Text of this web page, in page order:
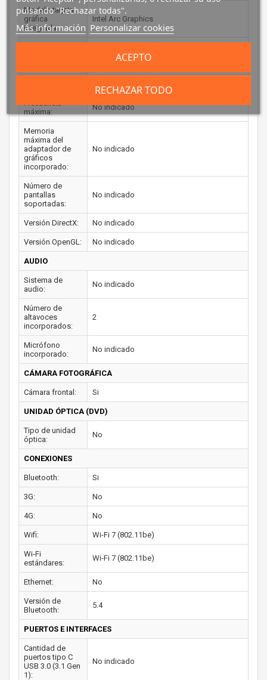
Modelo tarjeta
gráfica
integrada:
Intel Arc Graphics
No indicado
máxima:
No indicado
Memoria
máxima del
adaptador de
gráficos
incorporado:
No indicado
Número de
pantallas
soportadas:
No indicado
Versión DirectX: No indicado
Versión OpenGL: No indicado
AUDIO
Sistema de
audio:
No indicado
Número de
altavoces
incorporados:
2
Micrófono
incorporado:
No indicado
CÁMARA FOTOGRÁFICA
Cámara frontal: Si
UNIDAD ÓPTICA (DVD)
Tipo de unidad
óptica:
No
CONEXIONES
Bluetooth: Si
3G: No
4G: No
Wifi: Wi-Fi 7 (802.11be)
Wi-Fi
estándares:
Wi-Fi 7 (802.11be)
Ethernet: No
Versión de
Bluetooth:
5.4
PUERTOS E INTERFACES
Cantidad de
puertos tipo C
USB 3.0 (3.1 Gen
1):
No indicado
pulsando "Rechazar todas".
Más información Personalizar cookies
RECHAZAR TODO
ACEPTO